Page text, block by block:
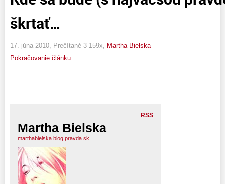
škrtať…
17. júna 2010, Prečítané 3 159x, Martha Bielska
Pokračovanie článku
RSS
Martha Bielska
marthabielska.blog.pravda.sk